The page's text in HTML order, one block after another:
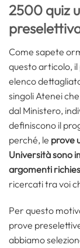
2500 quiz
Come sapete
questo articolo,
elenco
singoli Atenei
dal Ministero,
definiscono il
perché, le prove
Università sono
argomenti
ricercati tra voi
Per questo
prove
abbiamo